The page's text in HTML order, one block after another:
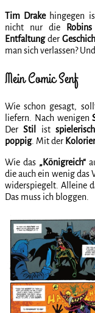
Tim Drakehingegen
nicht nur die
Robins
Entfaltungder
man sich verlassen?
Mein Comic Senf
Wie schon gesagt,
liefern. Nach wenigen
DerStil istspielerisch
poppig. Mit der
Wie das „Königreich“
die auch ein wenig das
widerspiegelt. Alleine
Das muss ich bloggen.